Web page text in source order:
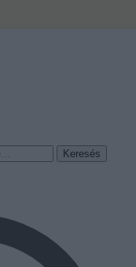
Keresés